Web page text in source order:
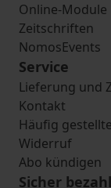
Online-Module
Zeitschriften
NomosEvents
Service
Lieferung und
Kontakt
Häufig
Widerruf
Abo kündigen
Sicher